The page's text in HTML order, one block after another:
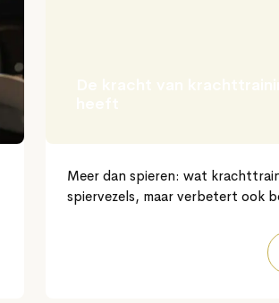
Meer dan spieren: wat
spiervezels, maar verbetert ook